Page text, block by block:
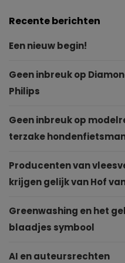
Recente berichten
Een nieuw begin!
Geen inbreuk op
Philips
Geen inbreuk op
terzake
Producenten van
krijgen gelijk van Hof
Greenwashing en het
blaadjes symbool
AI en auteursrechten